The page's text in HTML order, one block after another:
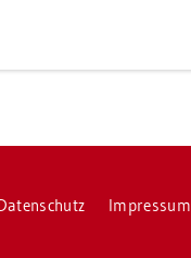
Im­pres­sum